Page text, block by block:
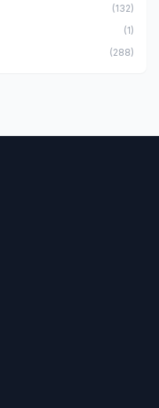
(132)
(1)
(288)